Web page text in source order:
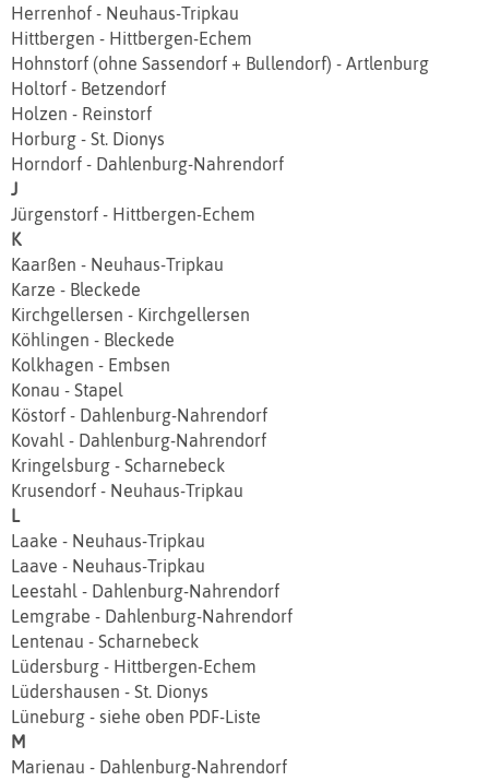
Herrenhof - Neuhaus-Tripkau
Hittbergen - Hittbergen‐Echem
Hohnstorf (ohne Sassendorf + Bullendorf) - Artlenburg
Holtorf - Betzendorf
Holzen - Reinstorf
Horburg - St. Dionys
Horndorf - Dahlenburg-Nahrendorf
J
Jürgenstorf - Hittbergen‐Echem
K
Kaarßen - Neuhaus-Tripkau
Karze - Bleckede
Kirchgellersen - Kirchgellersen
Köhlingen - Bleckede
Kolkhagen - Embsen
Konau - Stapel
Köstorf - Dahlenburg-Nahrendorf
Kovahl - Dahlenburg-Nahrendorf
Kringelsburg - Scharnebeck
Krusendorf - Neuhaus-Tripkau
L
Laake - Neuhaus-Tripkau
Laave - Neuhaus-Tripkau
Leestahl - Dahlenburg-Nahrendorf
Lemgrabe - Dahlenburg-Nahrendorf
Lentenau - Scharnebeck
Lüdersburg - Hittbergen‐Echem
Lüdershausen - St. Dionys
Lüneburg - siehe oben PDF-Liste
M
Marienau - Dahlenburg-Nahrendorf